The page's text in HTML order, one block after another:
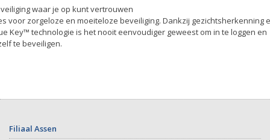
waar je op kunt vertrouwen
voor zorgeloze en moeiteloze beveiliging. Dankzij gezichtsherkenning
Key™ technologie is het nooit eenvoudiger geweest om in te loggen en
te beveiligen.
Filiaal Assen